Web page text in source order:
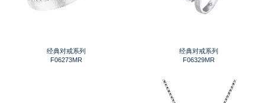
经典对戒系列
F06273MR
经典对戒系列
F06329MR